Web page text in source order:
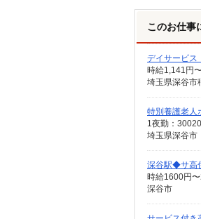
このお仕事
デイサービス
時給1,141円
埼玉県深谷市
特別養護老人
1夜勤：
埼玉県深谷市
深谷駅◆サ高
時給1600円
深谷市